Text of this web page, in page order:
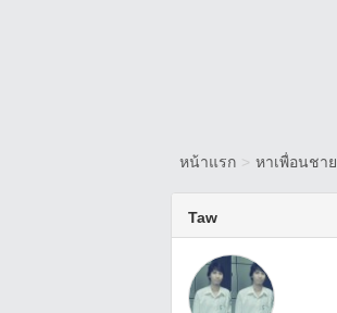
หน้าแรก > หาเพื่อนชาย
Taw